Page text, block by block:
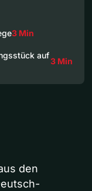
3 Min
auf
3 Min
den